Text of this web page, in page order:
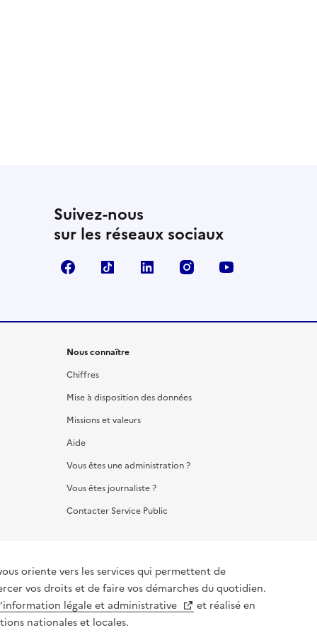
Suivez-nous
sur les réseaux sociaux
FacebookTikTok LinkedIn Instagram
Nous connaître
Chiffres
Mise à disposition des données
Missions et valeurs
Aide
Vous êtes une administration ?
Vous êtes journaliste ?
Contacter Service Public
oriente vers les services qui permettent de
vos droits et de faire vos démarches du quotidien.
légale et administrative
et réalisé en
nationales et locales.